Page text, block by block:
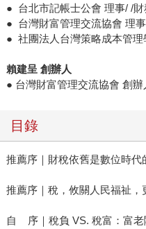
● 台北市記帳士公會 理事/ /財
● 台灣財富管理交流協會 理事
● 社團法人台灣策略成本管理
賴建呈 創辦人
● 台灣財富管理交流協會 創辦
目錄
推薦序｜財稅依舊是數位時
推薦序｜稅，攸關人民福祉
自 序｜稅負 VS. 稅富：富